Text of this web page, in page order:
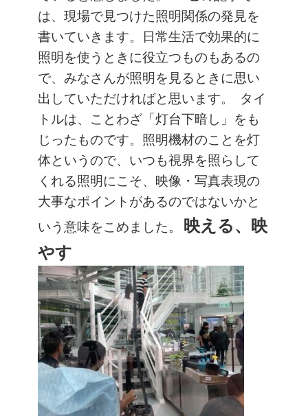
は、現場で見つけた照明関係の発見を
書いていきます。日常生活で効果的に
照明を使うときに役立つものもあるの
で、みなさんが照明を見るときに思い
出していただければと思います。
タイ
トルは、ことわざ「灯台下暗し」をも
じったものです。照明機材のことを灯
体というので、いつも視界を照らして
くれる照明にこそ、映像・写真表現の
大事なポイントがあるのではないかと
いう意味をこめました。
映える、 映
やす